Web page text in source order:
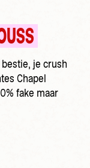
je crush
Chapel
fake maar